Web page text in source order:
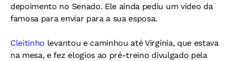
depoimento no Senado. Ele ainda pediu um vídeo da
famosa para enviar para a sua esposa.
Cleitinho levantou e caminhou até Virgínia, que estava
na mesa, e fez elogios ao pré-treino divulgado pela